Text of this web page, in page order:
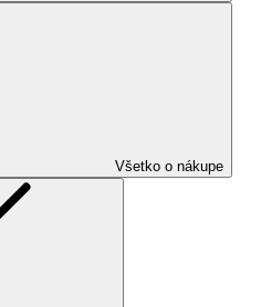
Všetko o nákupe